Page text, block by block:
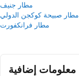
مطار جنيف
مطار صبيحة كوكجن الدولي
مطار فرانكفورت
معلومات إضافية